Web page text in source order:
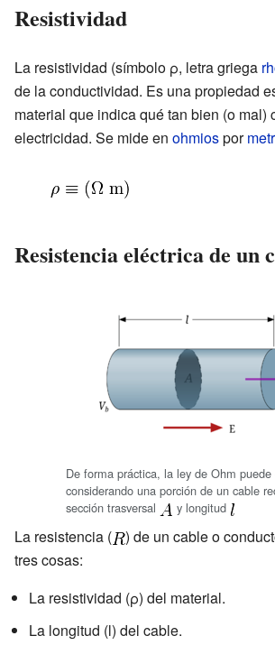
Resistividad
La resistividad (símbolo ρ, letra griega
de la conductividad. Es una propiedad
material que indica qué tan bien (o mal)
electricidad. Se mide en ohmiospor
Resistencia eléctrica de un
De forma práctica, la ley de Ohm puede
considerando una porción de un cable
sección trasversal
y longitud
La resistencia (
) de un cable o
tres cosas:
La resistividad (ρ) del material.
La longitud (l) del cable.